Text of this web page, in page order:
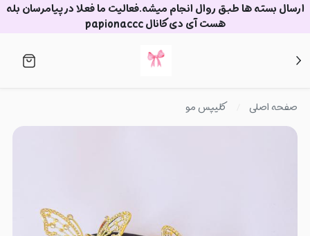
ارسال بسته ها طبق روال انجام میشه.فعالیت ما فعلا در پیامرسان بله
هست آی دی کانال papionaccc
صفحه اصلی کلیپس مو